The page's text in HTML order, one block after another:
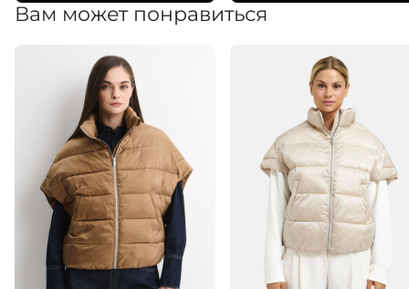
Вам может понравиться